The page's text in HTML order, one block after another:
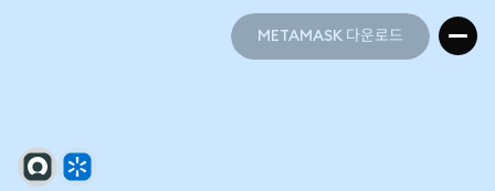
METAMASK 다운로드